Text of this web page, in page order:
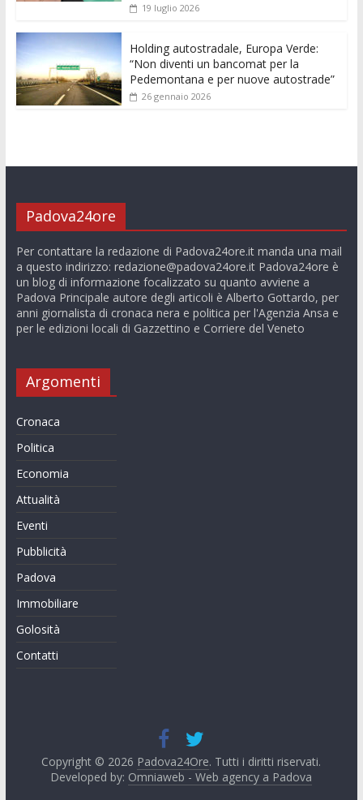
19 luglio 2026
Holding autostradale, Europa Verde:
“Non diventi un bancomat per la
Pedemontana e per nuove autostrade”
26 gennaio 2026
Padova24ore
Per contattare la redazione di Padova24ore.it manda una mail
a questo indirizzo: redazione@padova24ore.itPadova24ore è
un blog di informazione focalizzato su quanto avviene a
Padova Principale autore degli articoli è Alberto Gottardo, per
anni giornalista di cronaca nera e politica per l'Agenzia Ansa e
per le edizioni locali di Gazzettino e Corriere del Veneto
Argomenti
Cronaca
Politica
Economia
Attualità
Eventi
Pubblicità
Padova
Immobiliare
Golosità
Contatti
Copyright © 2026 Padova24Ore. Tutti i diritti riservati.
Developed by: Omniaweb - Web agency a Padova